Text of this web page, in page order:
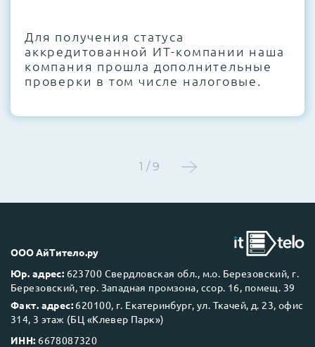
Этап 4:Стресс-тестирование под 100%
нагрузкой в течение 72 часов для
проверки стабильности всех подсистем
Next Business Day (NBD)
Для получения статуса
аккредитованной ИТ-компании наша
компания прошла дополнительные
проверки в том числе налоговые.
1 / 9
ООО АйТитело.ру
Юр. адрес: 623700 Свердловская обл., м.о. Березовский, г.
Березовский, тер. Западная промзона, ссор. 16, помещ. 39
Факт. адрес: 620100, г. Екатеринбург, ул. Ткачей, д. 23, офис
314, 3 этаж (БЦ «Клевер Парк»)
ИНН: 6678087320